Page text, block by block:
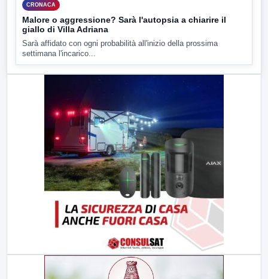
CRONACA
Malore o aggressione? Sarà l'autopsia a chiarire il
giallo di Villa Adriana
Sarà affidato con ogni probabilità all'inizio della prossima
settimana l'incarico...